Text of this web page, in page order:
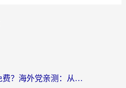
如何翻墙到中国免费？海外党亲测：从踩坑到选对加速器的全攻略